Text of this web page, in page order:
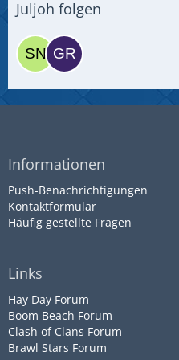
Juljoh folgen
Informationen
Push-Benachrichtigungen
Kontaktformular
Häufig gestellte Fragen
Links
Hay Day Forum
Boom Beach Forum
Clash of Clans Forum
Brawl Stars Forum